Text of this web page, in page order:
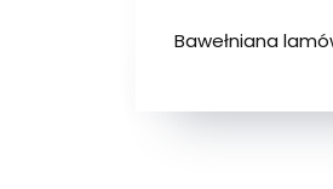
Bawełniana